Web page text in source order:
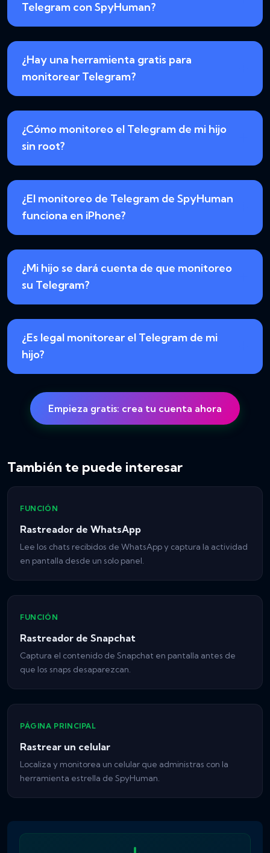
Telegram con SpyHuman?
¿Hay una herramienta gratis para
monitorear Telegram?
¿Cómo monitoreo el Telegram de mi hijo
sin root?
¿El monitoreo de Telegram de SpyHuman
funciona en iPhone?
¿Mi hijo se dará cuenta de que monitoreo
su Telegram?
¿Es legal monitorear el Telegram de mi
hijo?
Empieza gratis: crea tu cuenta ahora
También te puede interesar
FUNCIÓN
Rastreador de WhatsApp
Lee los chats recibidos de WhatsApp y captura la actividad
en pantalla desde un solo panel.
FUNCIÓN
Rastreador de Snapchat
Captura el contenido de Snapchat en pantalla antes de
que los snaps desaparezcan.
PÁGINA PRINCIPAL
Rastrear un celular
Localiza y monitorea un celular que administras con la
herramienta estrella de SpyHuman.